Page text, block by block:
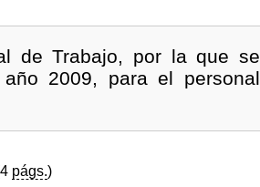
de Trabajo, por la que se
2009, para el personal
págs.)